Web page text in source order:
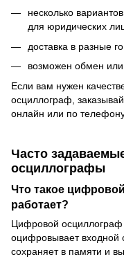
несколько
для юридических
доставка в разные
возможен обмен или
Если вам нужен
осциллограф,
онлайн или по
Часто
осциллографы
Что такое
работает?
Цифровой осциллограф
оцифровывает входной
сохраняет в памяти и